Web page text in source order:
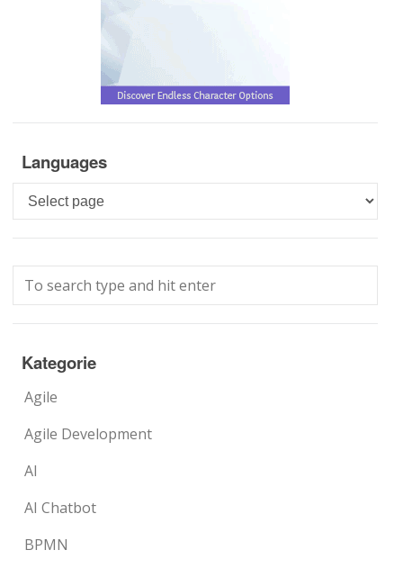
Languages
Languages
Kategorie
Agile
Agile Development
AI
AI Chatbot
BPMN